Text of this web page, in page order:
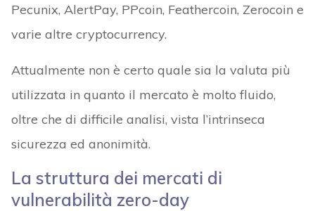
Pecunix, AlertPay, PPcoin, Feathercoin, Zerocoin e
varie altre cryptocurrency.
Attualmente non è certo quale sia la valuta più
utilizzata in quanto il mercato è molto fluido,
oltre che di difficile analisi, vista l’intrinseca
sicurezza ed anonimità.
La struttura dei mercati di
vulnerabilità zero-day